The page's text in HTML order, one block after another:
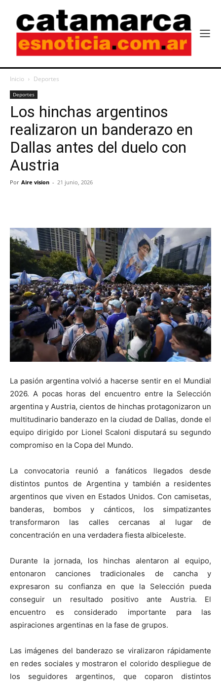
Inicio Deportes
Deportes
Los hinchas argentinos
realizaron un banderazo en
Dallas antes del duelo con
Austria
Por Aire vision - 21 junio, 2026
La pasión argentina volvió a hacerse sentir en el Mundial
2026. A pocas horas del encuentro entre la Selección
argentina y Austria, cientos de hinchas protagonizaron un
multitudinario banderazo en la ciudad de Dallas, donde el
equipo dirigido por Lionel Scaloni disputará su segundo
compromiso en la Copa del Mundo.
La convocatoria reunió a fanáticos llegados desde
distintos puntos de Argentina y también a residentes
argentinos que viven en Estados Unidos. Con camisetas,
banderas, bombos y cánticos, los simpatizantes
transformaron las calles cercanas al lugar de
concentración en una verdadera fiesta albiceleste.
Durante la jornada, los hinchas alentaron al equipo,
entonaron canciones tradicionales de cancha y
expresaron su confianza en que la Selección pueda
conseguir un resultado positivo ante Austria. El
encuentro es considerado importante para las
aspiraciones argentinas en la fase de grupos.
Las imágenes del banderazo se viralizaron rápidamente
en redes sociales y mostraron el colorido despliegue de
los seguidores argentinos, que coparon distintos